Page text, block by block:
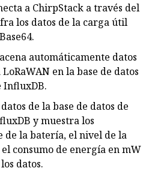
a ChirpStack a través del
los datos de la carga útil
automáticamente datos
en la base de datos
InfluxDB.
de la base de datos de
y muestra los
de la batería, el nivel de la
consumo de energía en mW
datos.